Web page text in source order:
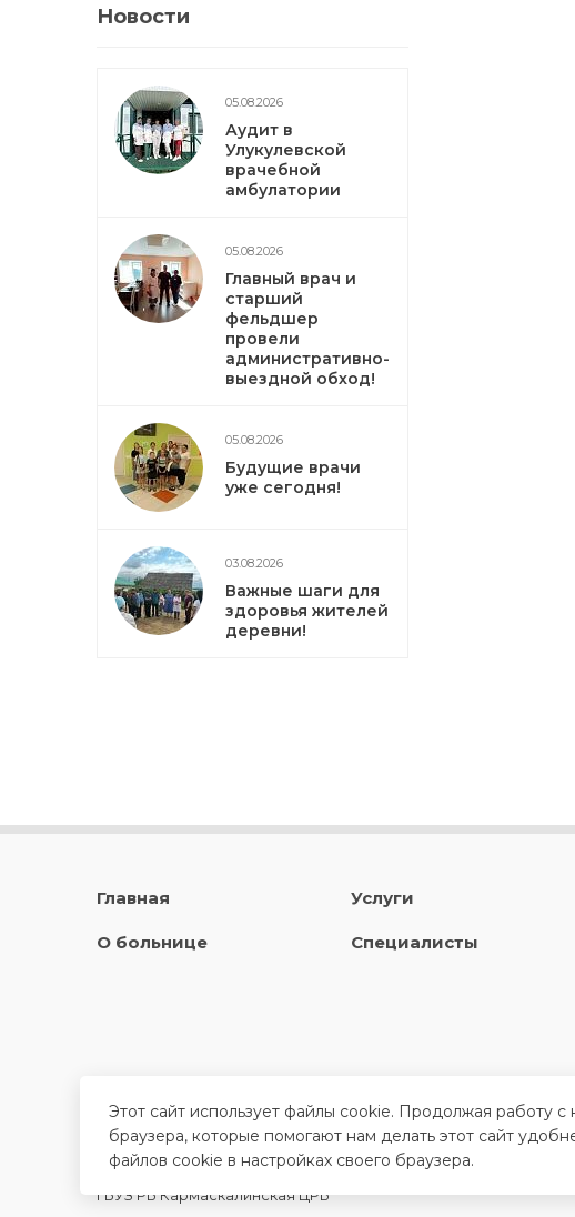
Новости
05.08.2026
Аудит в
Улукулевской
врачебной
амбулатории
05.08.2026
Главный врач и
старший
фельдшер
провели
административно-
выездной обход!
05.08.2026
Будущие врачи
уже сегодня!
03.08.2026
Важные шаги для
здоровья жителей
деревни!
Главная
О больнице
Услуги
Специалисты
ГБУЗ РБ Кармаскалинская ЦРБ
Этот сайт использует файлы cookie. Продолжая работу
браузера, которые помогают нам делать этот сайт
файлов cookie в настройках своего браузера.